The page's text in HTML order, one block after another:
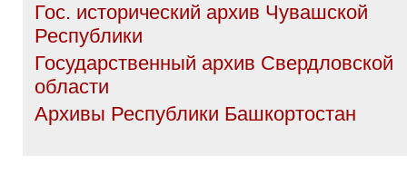
Гос. исторический архив Чувашской
Республики
Государственный архив Свердловской
области
Архивы Республики Башкортостан